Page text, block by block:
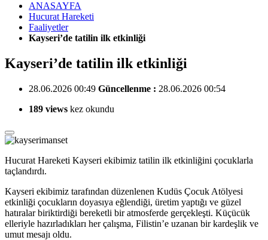
ANASAYFA
Hucurat Hareketi
Faaliyetler
Kayseri’de tatilin ilk etkinliği
Kayseri’de tatilin ilk etkinliği
28.06.2026 00:49 Güncellenme : 28.06.2026 00:54
189 views kez okundu
Hucurat Hareketi Kayseri ekibimiz tatilin ilk etkinliğini çocuklarla
taçlandırdı.
Kayseri ekibimiz tarafından düzenlenen Kudüs Çocuk Atölyesi
etkinliği çocukların doyasıya eğlendiği, üretim yaptığı ve güzel
hatıralar biriktirdiği bereketli bir atmosferde gerçekleşti. Küçücük
elleriyle hazırladıkları her çalışma, Filistin’e uzanan bir kardeşlik ve
umut mesajı oldu.